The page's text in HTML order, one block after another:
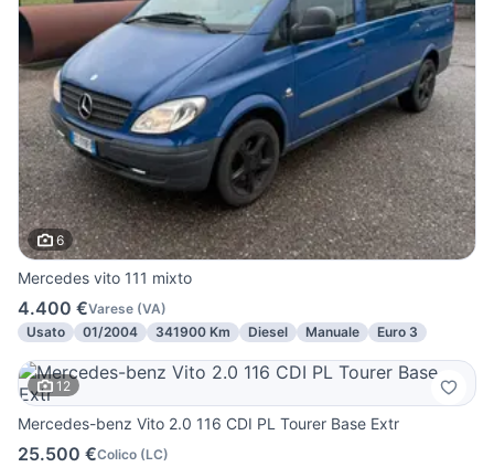
6
Mercedes vito 111 mixto
4.400 €Varese (VA)
Usato
01/2004 341900 Km Diesel Manuale Euro 3
12
Mercedes-benz Vito 2.0 116 CDI PL Tourer Base Extr
25.500 €Colico (LC)